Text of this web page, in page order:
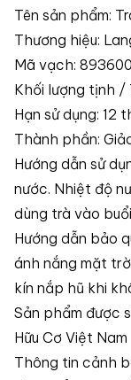
Tên sản phẩm:
Thương hiệu:
Mã vạch:
Khối lượng tịnh
Hạn sử dụng: 12
Thành phần:
Hướng dẫn sử
nước. Nhiệt độ
dùng trà vào
Hướng dẫn bảo
ánh nắng mặt
kín nắp hũ khi
Sản phẩm được
Hữu Cơ Việt Nam
Thông tin cảnh